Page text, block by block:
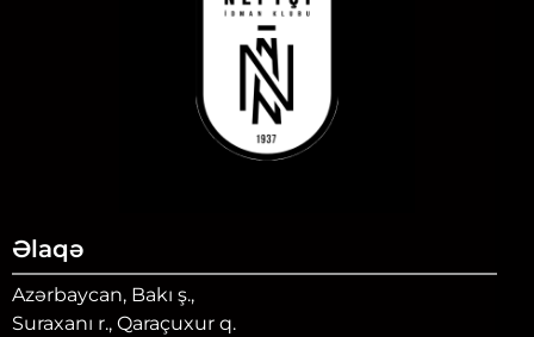
Əlaqə
Azərbaycan, Bakı ş.,
Suraxanı r., Qaraçuxur q.